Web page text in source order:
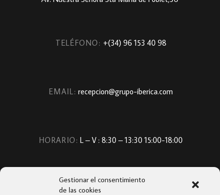
Gestionar el consentimiento
de las cookies
TELÉFONO: +(34) 96 153 40 98
EMAIL: recepcion@grupo-iberica.com
HORARIO: L – V : 8:30 – 13:30 15:00-18:00